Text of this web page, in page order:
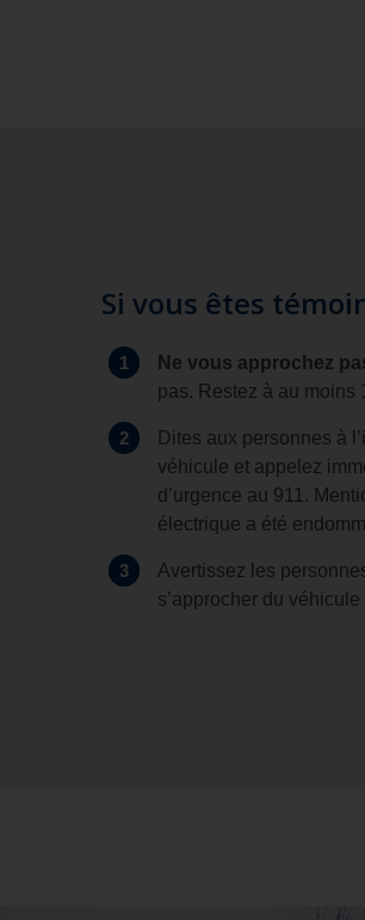
Si vous êtes
1 Ne vous approchez
pas. Restez à au moins
2
Dites aux personnes à
véhicule et appelez
d’urgence au 911.
électrique a été
3
Avertissez les
s’approcher du